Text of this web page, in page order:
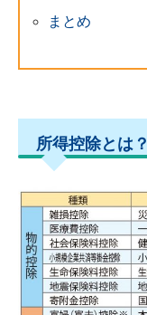
まとめ
所得控除とは？